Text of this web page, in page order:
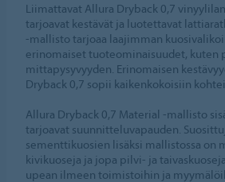
Liimattavat Allura Dryback 0,7
tarjoavat kestävät ja luotettavat
-mallisto tarjoaa laajimman
erinomaiset tuoteominaisuudet, kuten
mittapysyvyyden. Erinomaisen
Dryback 0,7 sopii kaikenkokoisiin
Allura Dryback 0,7 Material -mallisto
tarjoavat suunnitteluvapauden.
sementtikuosien lisäksi mallistossa on
kivikuoseja ja jopa pilvi- ja
upean ilmeen toimistoihin ja